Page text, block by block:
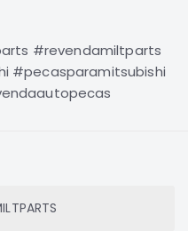
#revendamiltparts
#pecasparamitsubishi